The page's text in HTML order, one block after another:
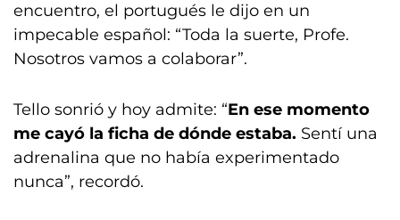
encuentro, el portugués le dijo en un
impecable español: “Toda la suerte, Profe.
Nosotros vamos a colaborar”.
Tello sonrió y hoy admite: “En ese momento
me cayó la ficha de dónde estaba. Sentí una
adrenalina que no había experimentado
nunca”, recordó.